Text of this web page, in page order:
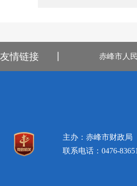
友情链接 赤峰市人
主办：赤峰市财政局
联系电话：0476-